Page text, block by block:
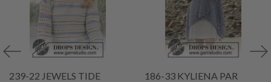
239-22 JEWELS TIDE
186-33 KYLIENA PAR